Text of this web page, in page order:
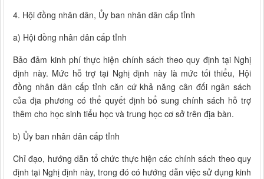
4. Hội đồng nhân dân, Ủy ban nhân dân cấp tỉnh
a) Hội đồng nhân dân cấp tỉnh
Bảo đảm kinh phí thực hiện chính sách theo quy định tại Nghị
định này. Mức hỗ trợ tại Nghị định này là mức tối thiểu, Hội
đồng nhân dân cấp tỉnh căn cứ khả năng cân đối ngân sách
của địa phương có thể quyết định bổ sung chính sách hỗ trợ
thêm cho học sinh tiểu học và trung học cơ sở trên địa bàn.
b) Ủy ban nhân dân cấp tỉnh
Chỉ đạo, hướng dẫn tổ chức thực hiện các chính sách theo quy
định tại Nghị định này, trong đó có hướng dẫn việc sử dụng kinh